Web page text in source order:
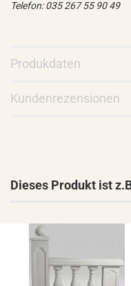
Telefon: 035 267 55 90 49
Produkdaten
Kundenrezensionen
Dieses Produkt ist